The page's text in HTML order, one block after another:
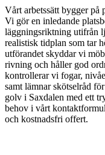
Vårt arbetssätt bygger
Vi gör en inledande
läggningsriktning utifrån
realistisk tidplan som tar
utförandet skyddar vi
rivning och håller god
kontrollerar vi fogar,
samt lämnar skötselråd
golv i Saxdalen med ett
behov i vårt
och kostnadsfri offert.